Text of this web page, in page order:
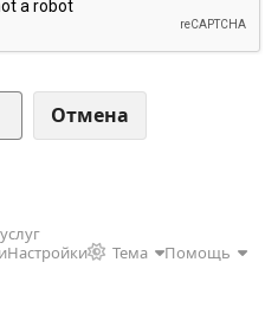
Отмена
Настройки Тема
Помощь